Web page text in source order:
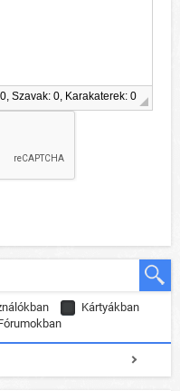
Szavak: 0, Karakaterek: 0
Kártyákban